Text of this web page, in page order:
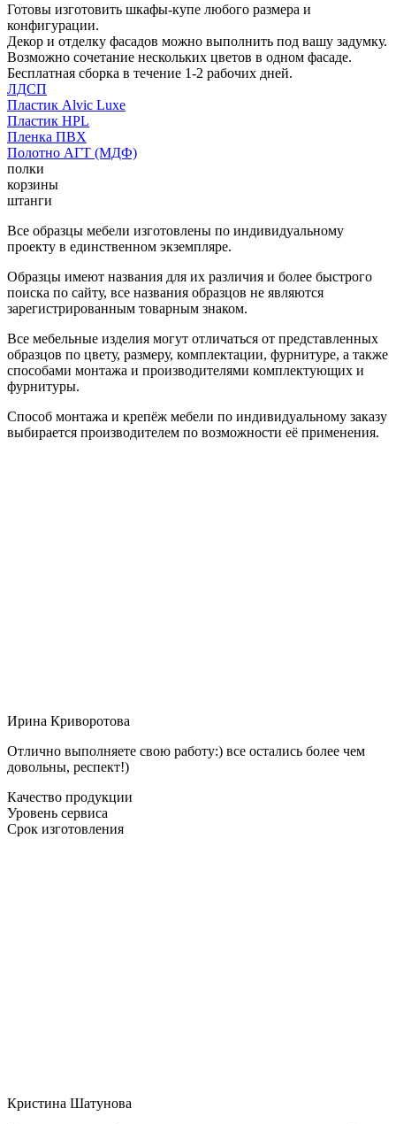
Готовы изготовить шкафы-купе любого размера и
конфигурации.
Декор и отделку фасадов можно выполнить под вашу задумку.
Возможно сочетание нескольких цветов в одном фасаде.
Бесплатная сборка в течение 1-2 рабочих дней.
ЛДСП
Пластик Alvic Luxe
Пластик HPL
Пленка ПВХ
Полотно АГТ (МДФ)
полки
корзины
штанги
Все образцы мебели изготовлены по индивидуальному
проекту в единственном экземпляре.
Образцы имеют названия для их различия и более быстрого
поиска по сайту, все названия образцов не являются
зарегистрированным товарным знаком.
Все мебельные изделия могут отличаться от представленных
образцов по цвету, размеру, комплектации, фурнитуре, а также
способами монтажа и производителями комплектующих и
фурнитуры.
Способ монтажа и крепёж мебели по индивидуальному заказу
выбирается производителем по возможности её применения.
Ирина Криворотова
Отлично выполняете свою работу:) все остались более чем
довольны, респект!)
Качество продукции
Уровень сервиса
Срок изготовления
Кристина Шатунова